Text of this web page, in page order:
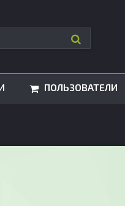
ПОЛЬЗОВАТЕЛИ